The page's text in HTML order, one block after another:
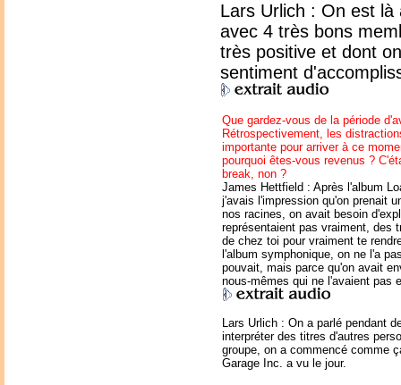
Lars Urlich : On est
avec 4 très bons
très positive et dont
sentiment
Que gardez-vous de la période
Rétrospectivement, les
importante pour arriver à ce
pourquoi êtes-vous revenus ?
break, non ?
James Hettfield : Après l'album
j'avais l'impression qu'on prenait
nos racines, on avait besoin
représentaient pas vraiment, des
de chez toi pour vraiment te
l'album symphonique, on ne l'a
pouvait, mais parce qu'on avait
nous-mêmes qui ne l'avaient pas
Lars Urlich : On a parlé pendant
interpréter des titres d'autres
groupe, on a commencé comme
Garage Inc. a vu le jour.